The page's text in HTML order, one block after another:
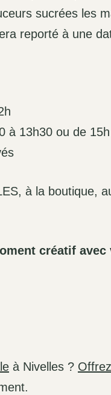
sucrées les
reporté à une
à 13h30 ou de
à la boutique,
créatif avec
à Nivelles ?